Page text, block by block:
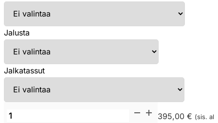
Jalusta
Jalkatassut
Bejot
395,00 € (sis.